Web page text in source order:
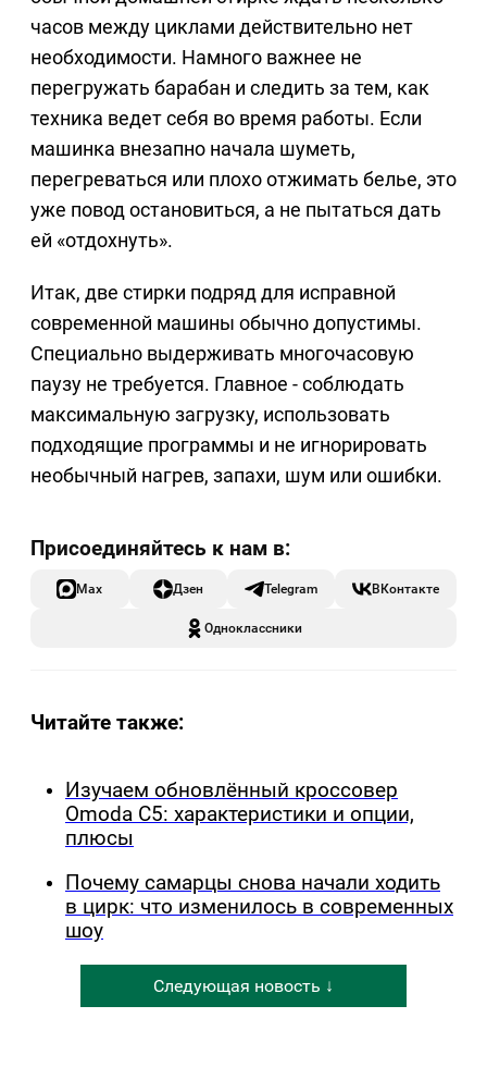
часов между циклами действительно нет
необходимости. Намного важнее не
перегружать барабан и следить за тем, как
техника ведет себя во время работы. Если
машинка внезапно начала шуметь,
перегреваться или плохо отжимать белье, это
уже повод остановиться, а не пытаться дать
ей «отдохнуть».
Итак, две стирки подряд для исправной
современной машины обычно допустимы.
Специально выдерживать многочасовую
паузу не требуется. Главное - соблюдать
максимальную загрузку, использовать
подходящие программы и не игнорировать
необычный нагрев, запахи, шум или ошибки.
Max Дзен Telegram ВКонтакте
Одноклассники
Читайте также:
Изучаем обновлённый кроссовер
Omoda C5: характеристики и опции,
плюсы
Почему самарцы снова начали ходить
в цирк: что изменилось в современных
шоу
Следующая новость ↓